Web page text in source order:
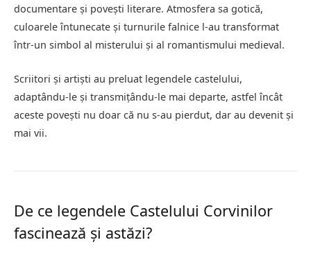
documentare și povești literare. Atmosfera sa gotică,
culoarele întunecate și turnurile falnice l-au transformat
într-un simbol al misterului și al romantismului medieval.
Scriitori și artiști au preluat legendele castelului,
adaptându-le și transmițându-le mai departe, astfel încât
aceste povești nu doar că nu s-au pierdut, dar au devenit și
mai vii.
De ce legendele Castelului Corvinilor
fascinează și astăzi?